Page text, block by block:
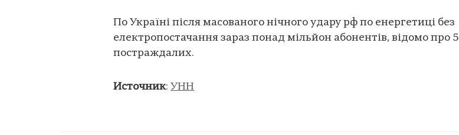
По Україні після масованого нічного удару рф по енергетиці без
електропостачання зараз понад мільйон абонентів, відомо про 5
постраждалих.
Источник: УНН